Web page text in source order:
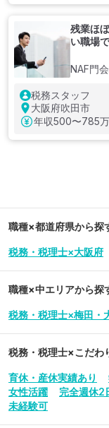
残業ほ
い職場
NAF門
税務スタッフ
大阪府吹田市
年収500〜785
職種×都道府県から探
税務・税理士×大阪府
職種×中エリアから探
税務・税理士×梅田・
税務・税理士×こだわ
育休・産休実績あり
女性活躍
完全週休2
未経験可